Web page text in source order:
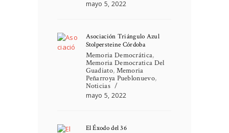
mayo 5, 2022
Asociación Triángulo Azul
Stolpersteine Córdoba
Memoria Democrática,
Memoria Democratica Del
Guadiato, Memoria
Peñarroya Pueblonuevo,
Noticias
mayo 5, 2022
El Éxodo del 36